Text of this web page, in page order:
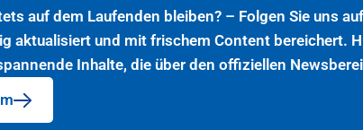
auf dem Laufenden bleiben? – Folgen Sie uns
aktualisiert und mit frischem Content bereichert.
Inhalte, die über den offiziellen